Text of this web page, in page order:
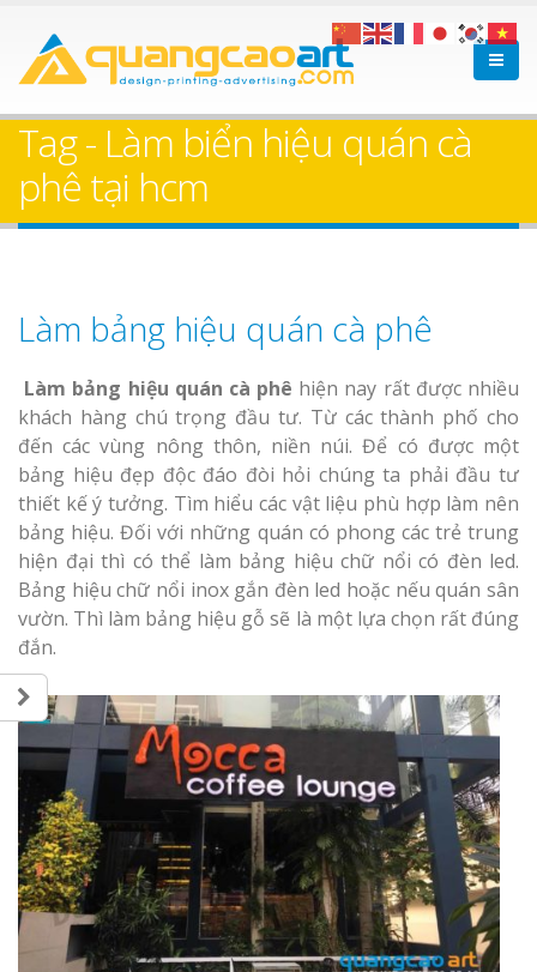
Tag - Làm biển hiệu quán cà
phê tại hcm
Làm bảng hiệu quán cà phê
Làm bảng hiệu quán cà phê hiện nay rất được nhiều
khách hàng chú trọng đầu tư. Từ các thành phố cho
đến các vùng nông thôn, niền núi. Để có được một
bảng hiệu đẹp độc đáo đòi hỏi chúng ta phải đầu tư
thiết kế ý tưởng. Tìm hiểu các vật liệu phù hợp làm nên
bảng hiệu. Đối với những quán có phong các trẻ trung
hiện đại thì có thể làm bảng hiệu chữ nổi có đèn led.
Bảng hiệu chữ nổi inox gắn đèn led hoặc nếu quán sân
vườn. Thì làm bảng hiệu gỗ sẽ là một lựa chọn rất đúng
đắn.